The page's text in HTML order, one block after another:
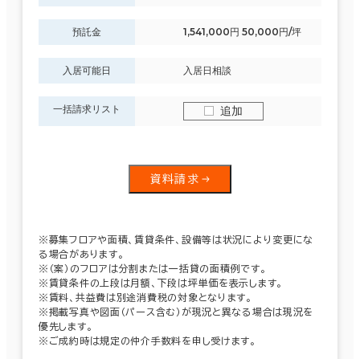
預託金 1,541,000円 50,000円/坪
入居可能日 入居日相談
一括請求リスト 追加
資料請求
※募集フロアや面積、賃貸条件、設備等は状況により変更にな
る場合があります。
※（案）のフロアは分割または一括貸の面積例です。
※賃貸条件の上段は月額、下段は坪単価を表示します。
※賃料、共益費は別途消費税の対象となります。
※掲載写真や図面（パース含む）が現況と異なる場合は現況を
優先します。
※ご成約時は規定の仲介手数料を申し受けます。